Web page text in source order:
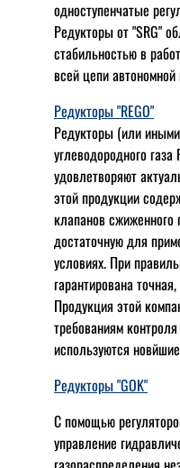
одноступенчатые
Редукторы от "SRG"
стабильностью в
всей цепи
Редукторы "REGO"
Редукторы (или
углеводородного
удовлетворяют
этой продукции
клапанов сжиженного
достаточную для
условиях. При
гарантирована
Продукция этой
требованиям
используются
Редукторы "GOK"
С помощью
управление